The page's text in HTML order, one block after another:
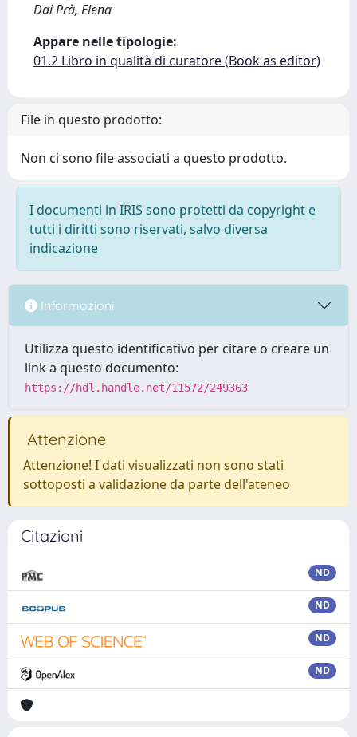
Dai Prà, Elena
Appare nelle tipologie:
01.2 Libro in qualità di curatore (Book as editor)
File in questo prodotto:
Non ci sono file associati a questo prodotto.
I documenti in IRIS sono protetti da copyright e
tutti i diritti sono riservati, salvo diversa
indicazione
Informazioni
Utilizza questo identificativo per citare o creare un
link a questo documento:
https://hdl.handle.net/11572/249363
Attenzione
Attenzione! I dati visualizzati non sono stati
sottoposti a validazione da parte dell'ateneo
Citazioni
ND
ND
ND
ND